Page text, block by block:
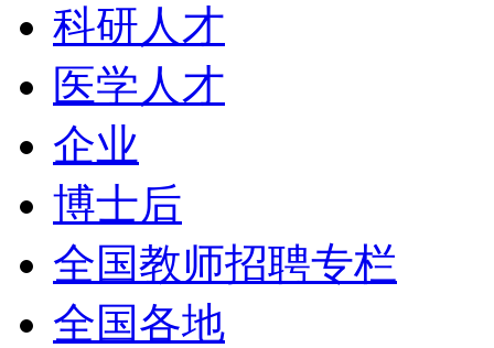
科研人才
医学人才
企业
博士后
全国教师招聘专栏
全国各地